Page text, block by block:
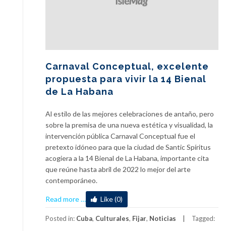
Carnaval Conceptual, excelente
propuesta para vivir la 14 Bienal
de La Habana
Al estilo de las mejores celebraciones de antaño, pero
sobre la premisa de una nueva estética y visualidad, la
intervención pública Carnaval Conceptual fue el
pretexto idóneo para que la ciudad de Santic Spíritus
acogiera a la 14 Bienal de La Habana, importante cita
que reúne hasta abril de 2022 lo mejor del arte
contemporáneo.
Read more
about
Carnaval
Conceptual,
… Like (0)
Posted in: Cuba, Culturales, Fijar, Noticias Tagged: